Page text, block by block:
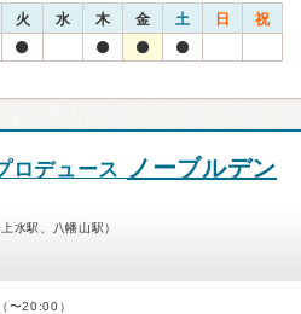
火 水 木 金 土 日 祝
ロデュース
ノーブルデン
水駅、八幡山駅）
〜20:00）